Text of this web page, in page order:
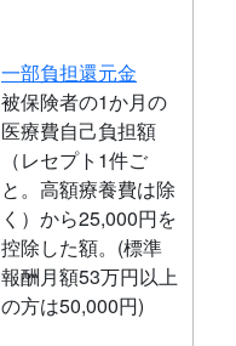
一部負担還元金
被保険者の1か月の
医療費自己負担額
（レセプト1件ご
と。高額療養費は除
く）から25,000円を
控除した額。(標準
報酬月額53万円以上
の方は50,000円)